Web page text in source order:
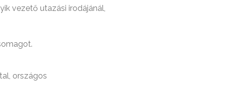
vezető utazási irodájánál,
országos